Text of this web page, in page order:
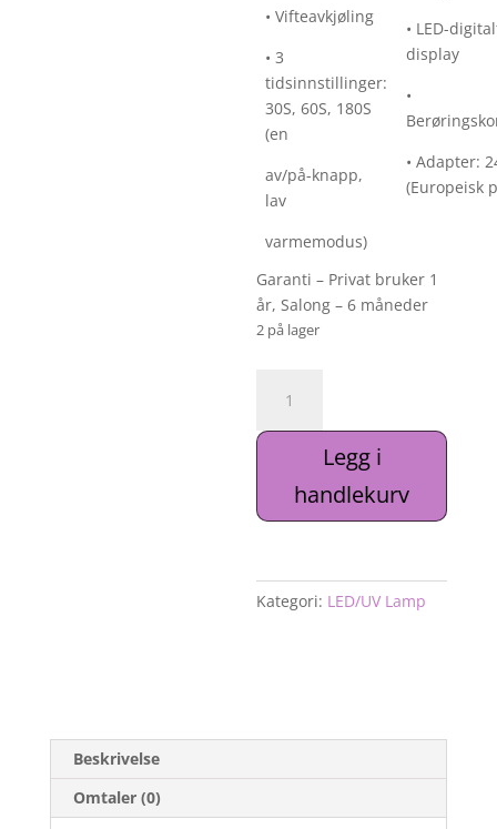
• Vifteavkjøling
• 3
tidsinnstillinger:
30S, 60S, 180S
(en
av/på-knapp,
lav
varmemodus)
• LED-
display
•
• Adapter:
(Europeisk
Garanti – Privat bruker 1
år, Salong – 6 måneder
2 på lager
UV
48w.
Legg i
handlekurv
Kategori: LED/UV Lamp
Beskrivelse
Omtaler (0)